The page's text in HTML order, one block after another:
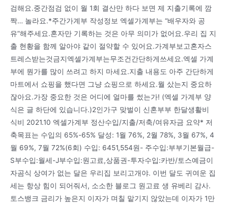
검해요.중간점검 없이 월 1회 결산만 하다 보면 제 지출기록에 깜
짝… 놀라요.*주간가계부 작성정보 엑셀가계부는 “배우자와 공
유”해주세요.혼자만 기록하는 것은 아무 의미가 없어요.우리 집 지
출 현황을 함께 알아야 같이 절약할 수 있어요.가계부보고혼자스
트레스받는것금지엑셀가계부는무조건간단하게쓰세요.엑셀 가계
부에 뭔가를 많이 쓰려고 하지 마세요.지출 내용도 아주 간단하게
마트에서 쇼핑을 했다면 그냥 쇼핑으로 하세요.뭘 샀는지 중요하
잖아요.가장 중요한 것은 어디에 얼마를 썼는가! (엑셀 가계부 양
식은 글 하단에 있습니다.)2인가구 맞벌이 신혼부부 한달생활비
식비 2021.10 엑셀가계부 정산수입/지출/저축/여유자금 요약* 저
축목표는 수입의 65%-65% 달성: 1월 76%, 2월 78%, 3월 67%, 4
월 69%, 7월 72%(6회) 수입: 6451,554원- 주수입:부부기본월급-
S부수입:월세-J부수입:원고료,상품권-투자수입:카반/토스예금이
자곰식 상여가 없는 달은 우리집 보리고개야. 이번 달도 귀여운 집
세는 항상 힘이 되어줘서, 소소한 블로그 원고료 생 유베리 감사.
토스뱅크 금리가 높은지 이자가 며칠 맡기지 않았는데 이자가 1만